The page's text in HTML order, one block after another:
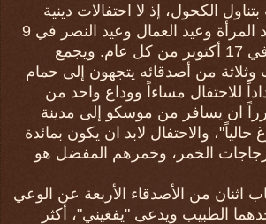
الكحول، إذ لا احتفالات دينية
بخلاف الاحتفال بعيد المرأة وعيد العمال وعيد النصر في 9
مايو ثم عيد الثورة في 17 أكتوبر من كل عام. ويجمع
وثلاثة من أصدقائه يتجهون إلى حمام
للاحتفال مساءاً ووداع واحد من
ان يسافر من موسكو إلى مدينة
حالياً"، والاحتفال لابد ان يكون بمائدة
الخمر، وخمرهم المفضل هو
اثنان من الأصدقاء الأربعة عن الوعي
الطبيب ويدعى "يفغيني"، أكثر